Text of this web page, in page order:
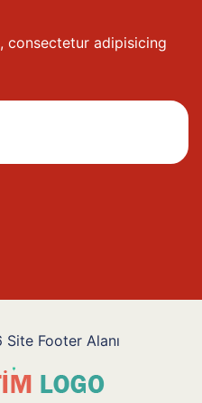
consectetur adipisicing
Footer Alanı